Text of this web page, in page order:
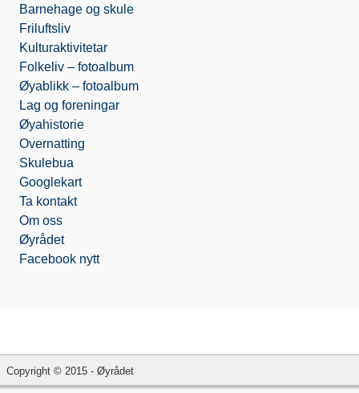
Barnehage og skule
Friluftsliv
Kulturaktivitetar
Folkeliv – fotoalbum
Øyablikk – fotoalbum
Lag og foreningar
Øyahistorie
Overnatting
Skulebua
Googlekart
Ta kontakt
Om oss
Øyrådet
Facebook nytt
Copyright © 2015 - Øyrådet